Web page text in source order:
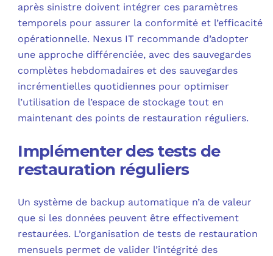
après sinistre doivent intégrer ces paramètres
temporels pour assurer la conformité et l’efficacité
opérationnelle. Nexus IT recommande d’adopter
une approche différenciée, avec des sauvegardes
complètes hebdomadaires et des sauvegardes
incrémentielles quotidiennes pour optimiser
l’utilisation de l’espace de stockage tout en
maintenant des points de restauration réguliers.
Implémenter des tests de
restauration réguliers
Un système de backup automatique n’a de valeur
que si les données peuvent être effectivement
restaurées. L’organisation de tests de restauration
mensuels permet de valider l’intégrité des